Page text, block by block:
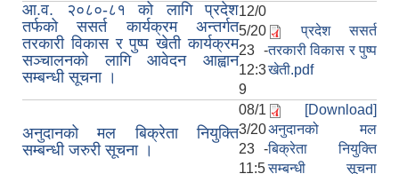
आ.व. २०८०-८१ को लागि प्रदेश
तर्फको ससर्त कार्यक्रम अन्तर्गत
तरकारी विकास र पुष्प खेती कार्यक्रम
सञ्चालनको लागि आवेदन आह्वान
सम्बन्धी सूचना ।
12/0
5/20
23 -
12:3
9
प्रदेश ससर्त
तरकारी विकास र पुष्प
खेती.pdf
अनुदानको मल बिक्रेता नियुक्ति
सम्बन्धी जरुरी सूचना ।
08/1
3/20
23 -
11:5
[Download]
अनुदानको मल
बिक्रेता नियुक्ति
सम्बन्धी सूचना